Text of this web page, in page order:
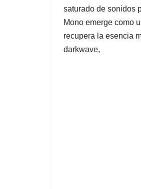
saturado de sonidos
Mono emerge como
recupera la esencia
darkwave,